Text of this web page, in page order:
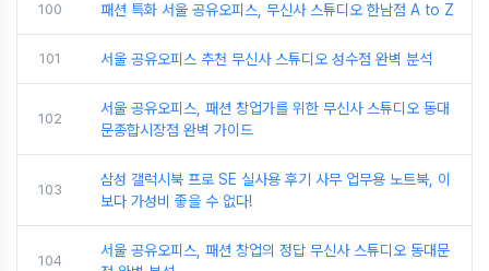
100 패션 특화 서울 공유오피스, 무신사 스튜디오 한남점 A to Z
101 서울 공유오피스 추천 무신사 스튜디오 성수점 완벽 분석
102
서울 공유오피스, 패션 창업가를 위한 무신사 스튜디오 동대
문종합시장점 완벽 가이드
103
삼성 갤럭시북 프로 SE 실사용 후기 사무 업무용 노트북, 이
보다 가성비 좋을 수 없다!
104
서울 공유오피스, 패션 창업의 정답 무신사 스튜디오 동대문